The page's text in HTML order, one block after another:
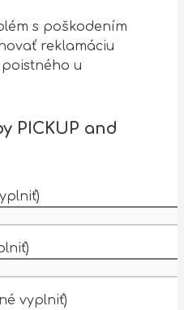
s poškodením
reklamáciu
u
PICKUP and
vyplniť)